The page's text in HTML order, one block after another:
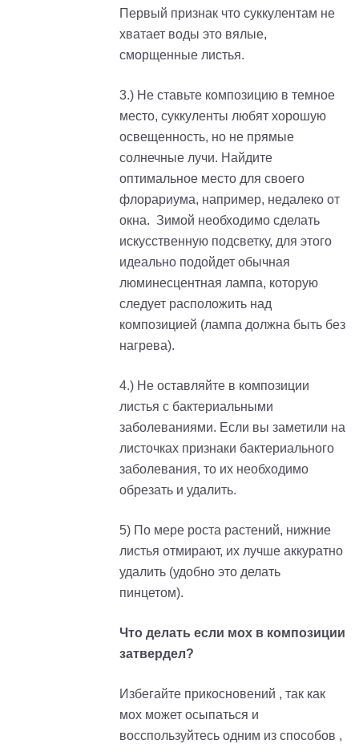
Первый признак что суккулентам не
хватает воды это вялые,
сморщенные листья.
3.) Не ставьте композицию в темное
место, суккуленты любят хорошую
освещенность, но не прямые
солнечные лучи. Найдите
оптимальное место для своего
флорариума, например, недалеко от
окна. Зимой необходимо сделать
искусственную подсветку, для этого
идеально подойдет обычная
люминесцентная лампа, которую
следует расположить над
композицией (лампа должна быть без
нагрева).
4.) Не оставляйте в композиции
листья с бактериальными
заболеваниями. Если вы заметили на
листочках признаки бактериального
заболевания, то их необходимо
обрезать и удалить.
5) По мере роста растений, нижние
листья отмирают, их лучше аккуратно
удалить (удобно это делать
пинцетом).
Что делать если мох в композиции
затвердел?
Избегайте прикосновений , так как
мох может осыпаться и
восспользуйтесь одним из способов ,